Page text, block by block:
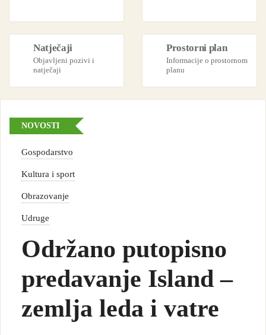
Natječaji
Objavljeni pozivi i
natječaji
Prostorni plan
Informacije o prostornom
planu
NOVOSTI
Gospodarstvo
Kultura i sport
Obrazovanje
Udruge
Održano putopisno
predavanje Island –
zemlja leda i vatre